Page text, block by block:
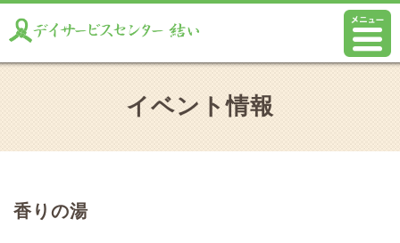
イベント情報
香りの湯